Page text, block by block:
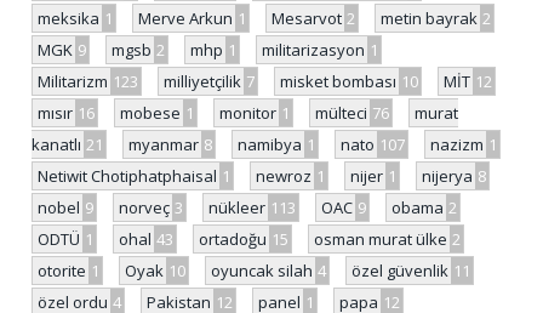
meksika 1 Merve Arkun 1 Mesarvot 2 metin bayrak 2
MGK 9 mgsb 2 mhp 1 militarizasyon 1
Militarizm 123 milliyetçilik 7 misket bombası 10 MİT 12
mısır 16 mobese 1 monitor 1 mülteci 76
murat
kanatlı 21 myanmar 8 namibya 1 nato 107 nazizm 1
Netiwit Chotiphatphaisal 1 newroz 1 nijer 1 nijerya 8
nobel 9 norveç 3 nükleer 113 OAC 9 obama 2
ODTÜ 1 ohal 43 ortadoğu 15 osman murat ülke 2
otorite 1 Oyak 10 oyuncak silah 4 özel güvenlik 11
özel ordu 4 Pakistan 12 panel 1 papa 12